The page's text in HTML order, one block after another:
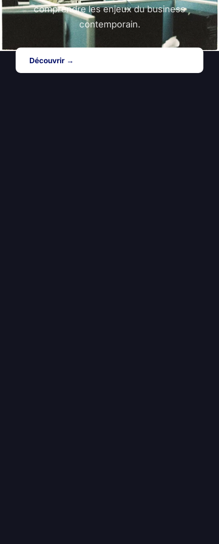
comprendre les enjeux du business
contemporain.
Découvrir →